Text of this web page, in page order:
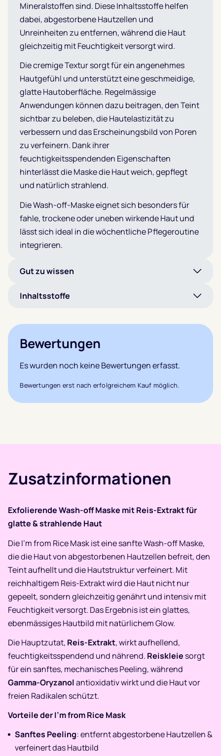
Mineralstoffen sind. Diese Inhaltsstoffe helfen
dabei, abgestorbene Hautzellen und
Unreinheiten zu entfernen, während die Haut
gleichzeitig mit Feuchtigkeit versorgt wird.
Die cremige Textur sorgt für ein angenehmes
Hautgefühl und unterstützt eine geschmeidige,
glatte Hautoberfläche. Regelmässige
Anwendungen können dazu beitragen, den Teint
sichtbar zu beleben, die Hautelastizität zu
verbessern und das Erscheinungsbild von Poren
zu verfeinern. Dank ihrer
feuchtigkeitsspendenden Eigenschaften
hinterlässt die Maske die Haut weich, gepflegt
und natürlich strahlend.
Die Wash-off-Maske eignet sich besonders für
fahle, trockene oder uneben wirkende Haut und
lässt sich ideal in die wöchentliche Pflegeroutine
integrieren.
Gut zu wissen
Inhaltsstoffe
Bewertungen
Es wurden noch keine Bewertungen erfasst.
Bewertungen erst nach erfolgreichem Kauf möglich.
Zusatzinformationen
Exfolierende Wash-off Maske mit Reis-Extrakt für
glatte & strahlende Haut
Die I’m from Rice Mask ist eine sanfte Wash-off Maske,
die die Haut von abgestorbenen Hautzellen befreit, den
Teint aufhellt und die Hautstruktur verfeinert. Mit
reichhaltigem Reis-Extrakt wird die Haut nicht nur
gepeelt, sondern gleichzeitig genährt und intensiv mit
Feuchtigkeit versorgt. Das Ergebnis ist ein glattes,
ebenmässiges Hautbild mit natürlichem Glow.
Die Hauptzutat, Reis-Extrakt, wirkt aufhellend,
feuchtigkeitsspendend und nährend. Reiskleie sorgt
für ein sanftes, mechanisches Peeling, während
Gamma-Oryzanolantioxidativ wirkt und die Haut vor
freien Radikalen schützt.
Vorteile der I’m from Rice Mask
Sanftes Peeling: entfernt abgestorbene Hautzellen &
verfeinert das Hautbild